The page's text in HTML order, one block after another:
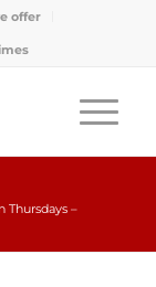
offer
Thursdays –